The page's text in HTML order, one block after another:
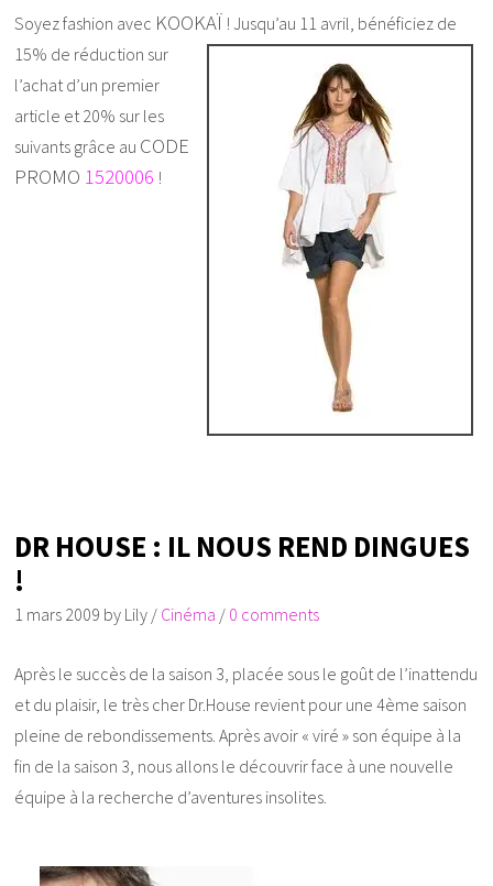
Soyez fashion avec KOOKAÏ ! Jusqu’au 11 avril, bénéficiez de
15% de réduction sur
l’achat d’un premier
article et 20% sur les
suivants grâce au CODE
PROMO 1520006 !
DR HOUSE : IL NOUS REND DINGUES
!
1 mars 2009 by Lily / Cinéma / 0 comments
Après le succès de la saison 3, placée sous le goût de l’inattendu
et du plaisir, le très cher Dr.House revient pour une 4ème saison
pleine de rebondissements. Après avoir « viré » son équipe à la
fin de la saison 3, nous allons le découvrir face à une nouvelle
équipe à la recherche d’aventures insolites.